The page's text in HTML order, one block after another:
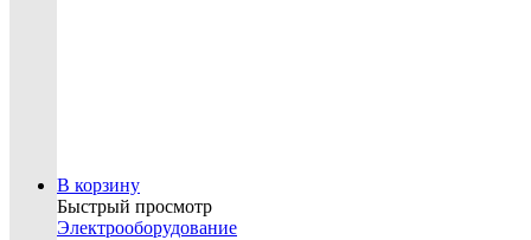
В корзину
Быстрый просмотр
Электрооборудование